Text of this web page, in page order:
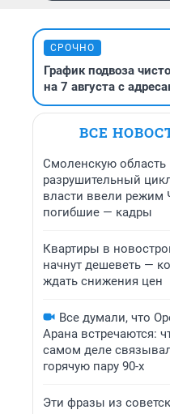
СРОЧНО
График подвоза
на 7 августа с
ВСЕ
Смоленскую область
разрушительный
власти ввели режим
погибшие — кадры
Квартиры в
начнут дешеветь —
ждать снижения цен
Все думали, что
Арана встречаются:
самом деле
горячую пару 90-х
Эти фразы из